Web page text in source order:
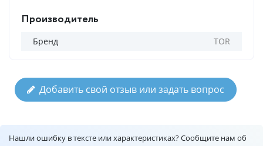
Производитель
Бренд TOR
Добавить свой отзыв или задать вопрос
Нашли ошибку в тексте или характеристиках? Сообщите нам об